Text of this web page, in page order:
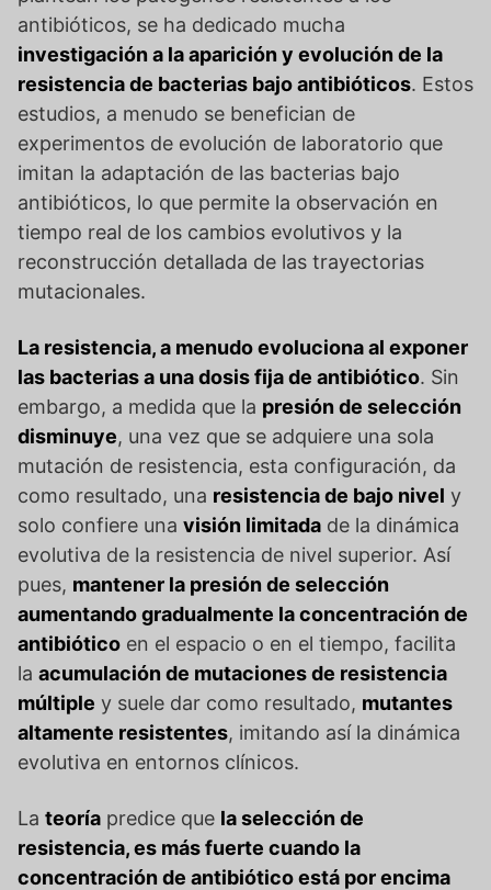
antibióticos, se ha dedicado mucha
investigación a la aparición y evolución de la
resistencia de bacterias bajo antibióticos. Estos
estudios, a menudo se benefician de
experimentos de evolución de laboratorio que
imitan la adaptación de las bacterias bajo
antibióticos, lo que permite la observación en
tiempo real de los cambios evolutivos y la
reconstrucción detallada de las trayectorias
mutacionales.
La resistencia, a menudo evoluciona al exponer
las bacterias a una dosis fija de antibiótico. Sin
embargo, a medida que la presión de selección
disminuye, una vez que se adquiere una sola
mutación de resistencia, esta configuración, da
como resultado, una resistencia de bajo nivel y
solo confiere una visión limitada de la dinámica
evolutiva de la resistencia de nivel superior. Así
pues, mantener la presión de selección
aumentando gradualmente la concentración de
antibiótico en el espacio o en el tiempo, facilita
la acumulación de mutaciones de resistencia
múltiple y suele dar como resultado, mutantes
altamente resistentes, imitando así la dinámica
evolutiva en entornos clínicos.
La teoría predice que la selección de
resistencia, es más fuerte cuando la
concentración de antibiótico está por encima